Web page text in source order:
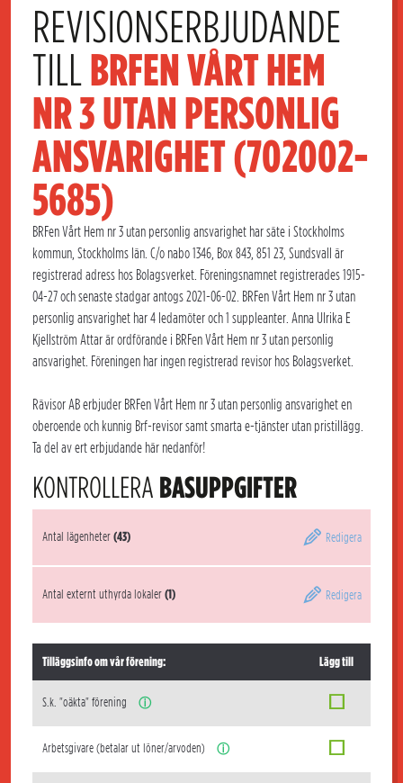
REVISIONSERBJUDANDE
TILL BRFEN VÅRT HEM
NR 3 UTAN PERSONLIG
ANSVARIGHET (702002-
5685)
BRFen Vårt Hem nr 3 utan personlig ansvarighet har säte i Stockholms
kommun, Stockholms län. C/o nabo 1346, Box 843, 851 23, Sundsvall är
registrerad adress hos Bolagsverket. Föreningsnamnet registrerades 1915-
04-27 och senaste stadgar antogs 2021-06-02. BRFen Vårt Hem nr 3 utan
personlig ansvarighet har 4 ledamöter och 1 suppleanter. Anna Ulrika E
Kjellström Attar är ordförande i BRFen Vårt Hem nr 3 utan personlig
ansvarighet. Föreningen har ingen registrerad revisor hos Bolagsverket.
Rävisor AB erbjuder BRFen Vårt Hem nr 3 utan personlig ansvarighet en
oberoende och kunnig Brf-revisor samt smarta e-tjänster utan pristillägg.
Ta del av ert erbjudande här nedanför!
KONTROLLERA BASUPPGIFTER
Antal lägenheter(43) Redigera
Antal externt uthyrda lokaler(1) Redigera
Tilläggsinfo om vår förening: Lägg till
S.k. "oäkta" förening ⓘ
Arbetsgivare (betalar ut löner/arvoden) ⓘ